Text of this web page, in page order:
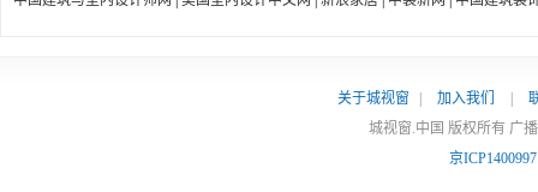
关于城视窗 加入我们
城视窗.中国 版权所有 广
京